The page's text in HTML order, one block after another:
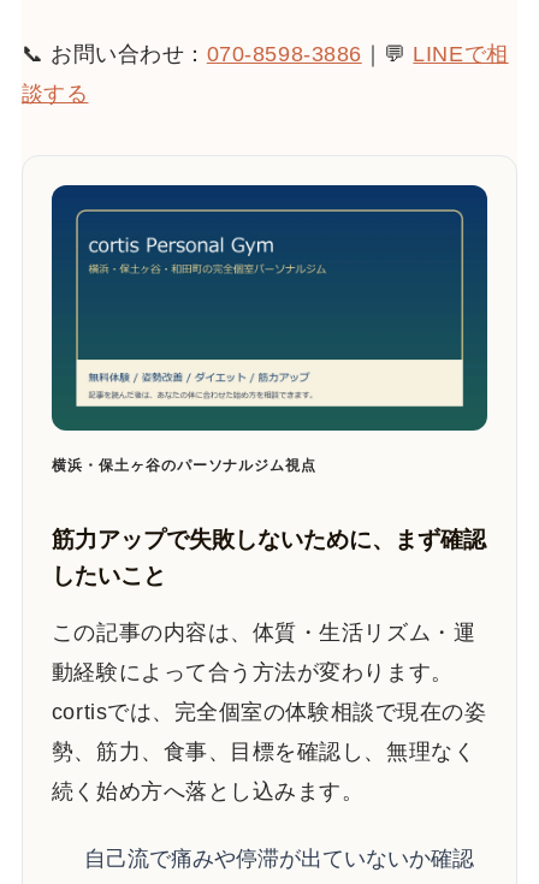
📞 お問い合わせ： 070-8598-3886 ｜💬 LINEで相
談する
横浜・保土ヶ谷のパーソナルジム視点
筋力アップで失敗しないために、まず確認
したいこと
この記事の内容は、体質・生活リズム・運
動経験によって合う方法が変わります。
cortisでは、完全個室の体験相談で現在の姿
勢、筋力、食事、目標を確認し、無理なく
続く始め方へ落とし込みます。
自己流で痛みや停滞が出ていないか確認